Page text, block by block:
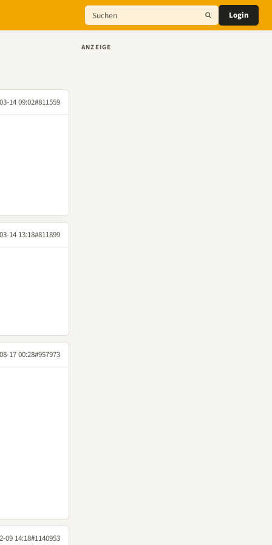
Login
14 09:02#811559
14 13:18#811899
17 00:28#957973
09 14:18#1140953
ANZEIGE